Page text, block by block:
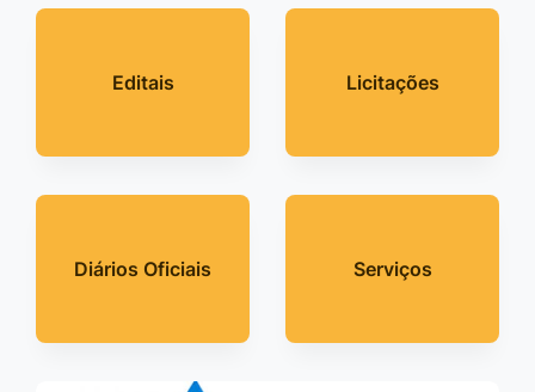
Editais Licitações
Diários Oficiais Serviços